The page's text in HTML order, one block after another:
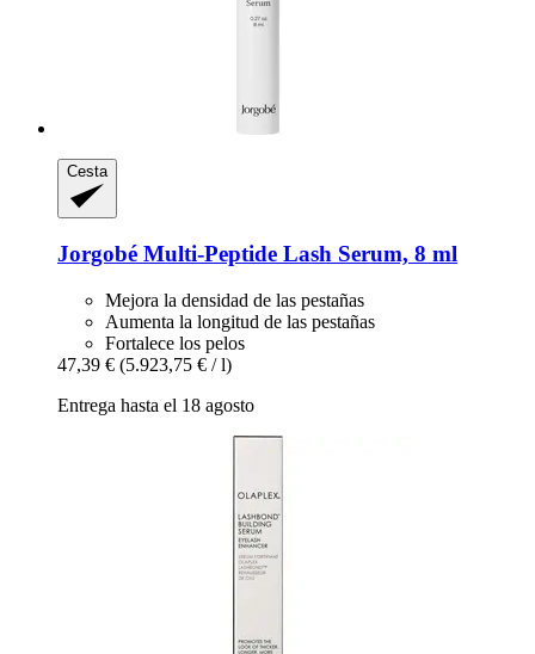
Cesta
Jorgobé Multi-​Peptide Lash Serum, 8 ml
Mejora la densidad de las pestañas
Aumenta la longitud de las pestañas
Fortalece los pelos
47,39 € (5.923,75 € / l)
Entrega hasta el 18 agosto